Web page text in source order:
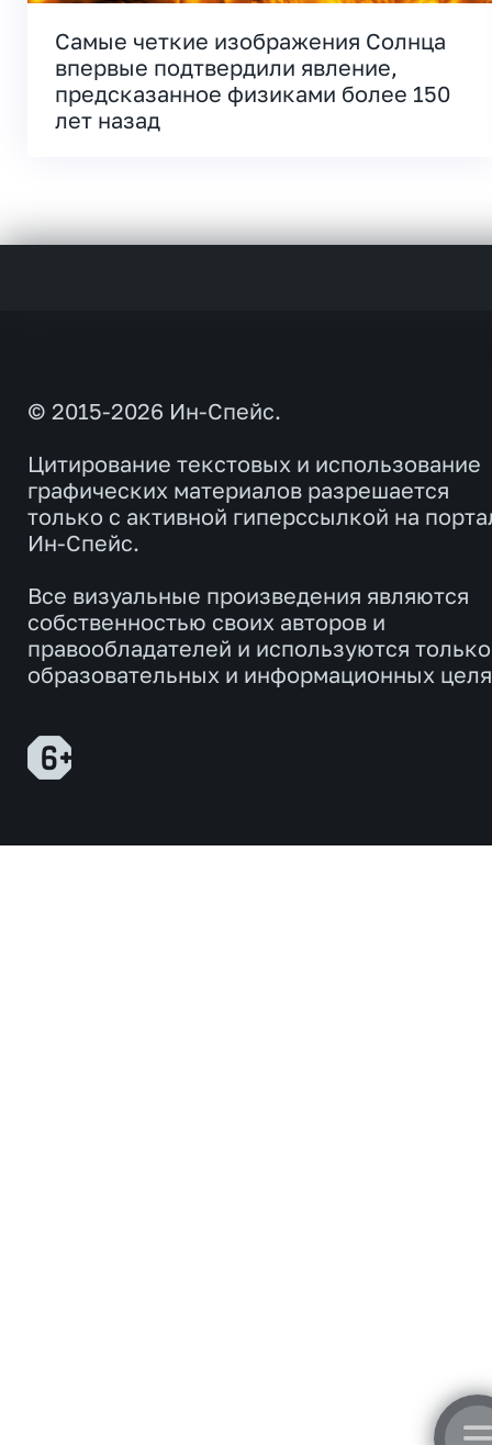
Самые четкие изображения Солнца
впервые подтвердили явление,
предсказанное физиками более 150
лет назад
© 2015-2026 Ин-Спейс.
Цитирование текстовых и использование
графических материалов разрешается
только с активной гиперссылкой на
Ин-Спейс.
Все визуальные произведения являются
собственностью своих авторов и
правообладателей и используются
образовательных и информационных